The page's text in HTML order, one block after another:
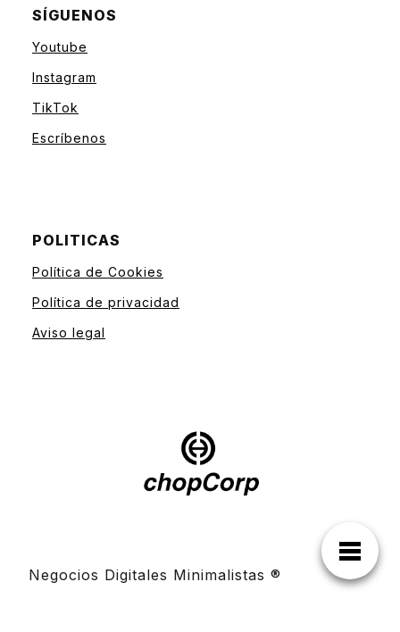
SÍGUENOS
Youtube
Instagram
TikTok
Escríbenos
POLITICAS
Política de Cookies
Política de privacidad
Aviso legal
Negocios Digitales Minimalistas ®